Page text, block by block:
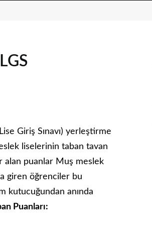
Giriş Sınavı) yerleştirme
liselerinin taban tavan
alan puanlar Muş meslek
giren öğrenciler bu
kutucuğundan anında
Puanları: